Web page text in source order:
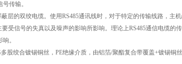
传输。
层的双绞电缆。使用RS485通讯线时，对于特定的传输线路，主机
受信号的失真以及噪声的影响所影响。理论上RS485通信电缆的
。
多股绞合镀锡铜丝， PE绝缘介质，由铝箔/聚酯复合带覆盖+镀锡铜丝